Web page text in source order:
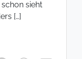
sieht
[…]